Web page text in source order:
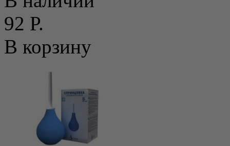
92 Р.
В корзину